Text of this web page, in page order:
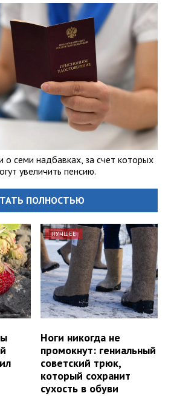
о семи надбавках, за счет которых
увеличить пенсию.
ПОЛНОСТЬЮ
ЛУЧШЕЕ
Ноги никогда не
промокнут: гениальный
советский трюк,
который сохранит
сухость в обуви